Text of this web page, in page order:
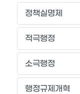
정책실명제
적극행정
소극행정
행정규제개혁